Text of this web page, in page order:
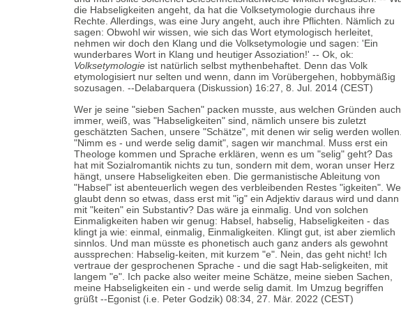
die Habseligkeiten angeht, da hat die Volksetymologie durchaus ihre
Rechte. Allerdings, was eine Jury angeht, auch ihre Pflichten. Nämlich zu
sagen: Obwohl wir wissen, wie sich das Wort etymologisch herleitet,
nehmen wir doch den Klang und die Volksetymologie und sagen: 'Ein
wunderbares Wort in Klang und heutiger Assoziation!' -- Ok, ok:
Volksetymologie ist natürlich selbst mythenbehaftet. Denn das Volk
etymologisiert nur selten und wenn, dann im Vorübergehen, hobbymäßig
sozusagen. --Delabarquera (Diskussion) 16:27, 8. Jul. 2014 (CEST)
Wer je seine "sieben Sachen" packen musste, aus welchen Gründen auch
immer, weiß, was "Habseligkeiten" sind, nämlich unsere bis zuletzt
geschätzten Sachen, unsere "Schätze", mit denen wir selig werden
"Nimm es - und werde selig damit", sagen wir manchmal. Muss erst ein
Theologe kommen und Sprache erklären, wenn es um "selig" geht? Das
hat mit Sozialromantik nichts zu tun, sondern mit dem, woran unser Herz
hängt, unsere Habseligkeiten eben. Die germanistische Ableitung von
"Habsel" ist abenteuerlich wegen des verbleibenden Restes "igkeiten".
glaubt denn so etwas, dass erst mit "ig" ein Adjektiv daraus wird und dann
mit "keiten" ein Substantiv? Das wäre ja einmalig. Und von solchen
Einmaligkeiten haben wir genug: Habsel, habselig, Habseligkeiten - das
klingt ja wie: einmal, einmalig, Einmaligkeiten. Klingt gut, ist aber ziemlich
sinnlos. Und man müsste es phonetisch auch ganz anders als gewohnt
aussprechen: Habselig-keiten, mit kurzem "e". Nein, das geht nicht! Ich
vertraue der gesprochenen Sprache - und die sagt Hab-seligkeiten, mit
langem "e". Ich packe also weiter meine Schätze, meine sieben Sachen,
meine Habseligkeiten ein - und werde selig damit. Im Umzug begriffen
grüßt --Egonist (i.e. Peter Godzik) 08:34, 27. Mär. 2022 (CEST)